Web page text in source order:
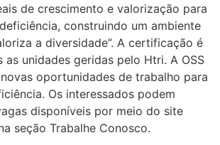
de crescimento e valorização para
construindo um ambiente
a diversidade”. A certificação é
unidades geridas pelo Htri. A OSS
oportunidades de trabalho para
Os interessados podem
disponíveis por meio do site
seção Trabalhe Conosco.